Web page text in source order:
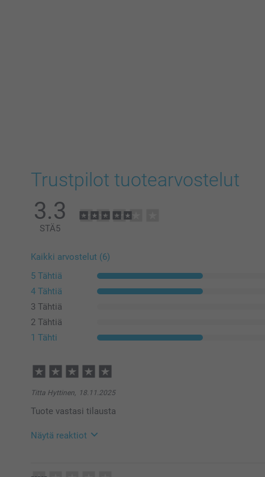
Trustpilot tuotearvostelut
3.3
STÄ5
Kaikki arvostelut (6)
5 Tähtiä
4 Tähtiä
3 Tähtiä
2 Tähtiä
1 Tähti
Titta Hyttinen, 18.11.2025
Tuote vastasi tilausta
Näytä reaktiot